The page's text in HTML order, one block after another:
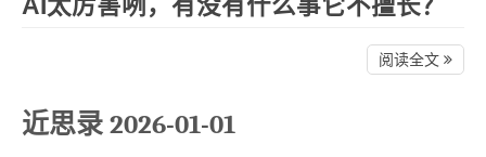
AI太厉害咧，有没有什么事它不擅长？
阅读全文
近思录 2026-01-01